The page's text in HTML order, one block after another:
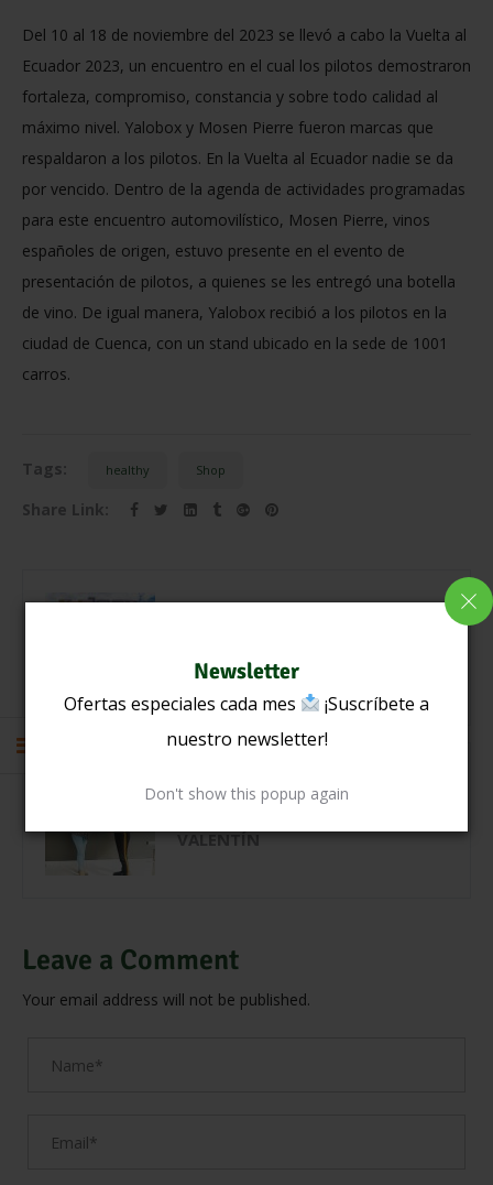
Newsletter
Ofertas especiales cada mes
¡Suscríbete a
nuestro newsletter!
Don't show this popup again
Del 10 al 18 de noviembre del 2023 se llevó a cabo la Vuelta al
Ecuador 2023, un encuentro en el cual los pilotos demostraron
fortaleza, compromiso, constancia y sobre todo calidad al
máximo nivel. Yalobox y Mosen Pierre fueron marcas que
respaldaron a los pilotos. En la Vuelta al Ecuador nadie se da
por vencido. Dentro de la agenda de actividades programadas
para este encuentro automovilístico, Mosen Pierre, vinos
españoles de origen, estuvo presente en el evento de
presentación de pilotos, a quienes se les entregó una botella
de vino. De igual manera, Yalobox recibió a los pilotos en la
ciudad de Cuenca, con un stand ubicado en la sede de 1001
carros.
Tags: healthy Shop
Share Link:
NEXT
VALENTÍN
Leave a Comment
Your email address will not be published.